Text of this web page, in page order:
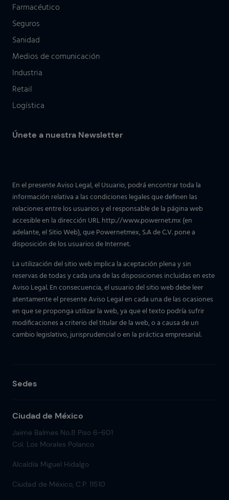
Farmacéutico
Seguros
Sanidad
Medios de comunicación
Industria
Retail
Logística
Únete a nuestra Newsletter
En el presente Aviso Legal, el Usuario, podrá encontrar toda la
información relativa a las condiciones legales que definen las
relaciones entre los usuarios y el responsable de la página web
accesible en la dirección URL http://www.powernet.mx (en
adelante, el Sitio Web), que Powernetmex, S.A de C.V. pone a
disposición de los usuarios de Internet.
La utilización del sitio web implica la aceptación plena y sin
reservas de todas y cada una de las disposiciones incluidas en este
Aviso Legal. En consecuencia, el usuario del sitio web debe leer
atentamente el presente Aviso Legal en cada una de las ocasiones
en que se proponga utilizar la web, ya que el texto podría sufrir
modificaciones a criterio del titular de la web, o a causa de un
cambio legislativo, jurisprudencial o en la práctica empresarial.
Sedes
Ciudad de México
Jaime Balmes No.8 Piso 6-601
Col. Los Morales Polanco
Alcaldía Miguel Hidalgo
Ciudad de México, C.P. 11510